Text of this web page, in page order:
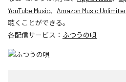
YouTube Music、 Amazon Music
聴くことができる。
各配信サービス： ふつうの唄